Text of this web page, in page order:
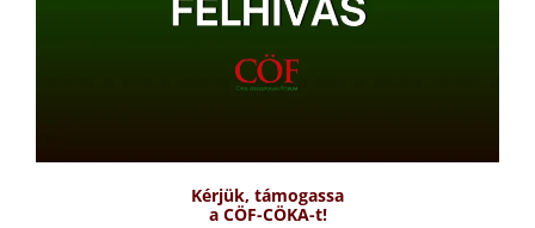
Kérjük, támogassa
a CÖF-CÖKA-t!